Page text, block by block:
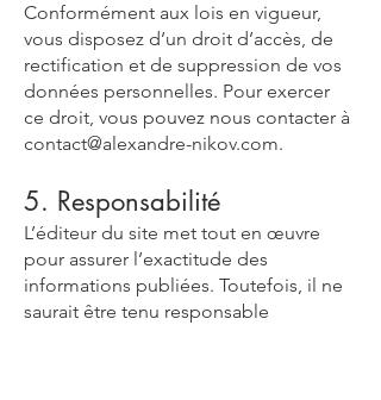
Conformément aux lois en vigueur,
vous disposez d’un droit d’accès, de
rectification et de suppression de vos
données personnelles. Pour exercer
ce droit, vous pouvez nous contacter à
contact@alexandre-nikov.com.
5. Responsabilité
L’éditeur du site met tout en œuvre
pour assurer l’exactitude des
informations publiées. Toutefois, il ne
saurait être tenu responsable